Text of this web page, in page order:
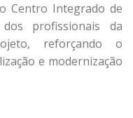
Centro Integrado de
profissionais da
reforçando o
e modernização